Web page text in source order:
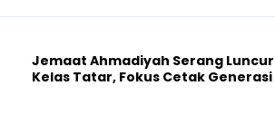
Jemaat Ahmadiyah Serang
Kelas Tatar, Fokus Cetak